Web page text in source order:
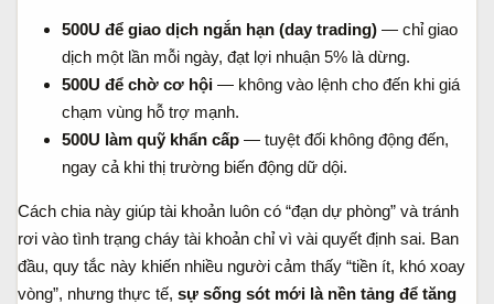
500U để giao dịch ngắn hạn (day trading) — chỉ giao
dịch một lần mỗi ngày, đạt lợi nhuận 5% là dừng.
500U để chờ cơ hội — không vào lệnh cho đến khi giá
chạm vùng hỗ trợ mạnh.
500U làm quỹ khẩn cấp — tuyệt đối không động đến,
ngay cả khi thị trường biến động dữ dội.
Cách chia này giúp tài khoản luôn có “đạn dự phòng” và tránh
rơi vào tình trạng cháy tài khoản chỉ vì vài quyết định sai. Ban
đầu, quy tắc này khiến nhiều người cảm thấy “tiền ít, khó xoay
vòng”, nhưng thực tế, sự sống sót mới là nền tảng để tăng